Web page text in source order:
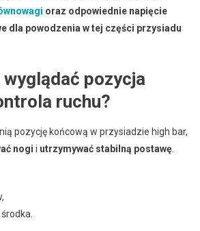
oraz odpowiednie napięcie
dla powodzenia w tej części przysiadu
pozycja
ruchu?
pozycję końcową w przysiadzie high bar,
nogi i utrzymywać stabilną postawę.